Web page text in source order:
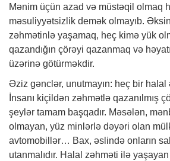
Mənim üçün azad və müstəqil olmaq
məsuliyyətsizlik demək olmayıb.
zəhmətinlə yaşamaq, heç kimə yük
qazandığın çörəyi qazanmaq və
üzərinə götürməkdir.
Əziz gənclər, unutmayın: heç bir halal
İnsanı kiçildən zəhmətlə qazanılmış
şeylər tamam başqadır. Məsələn,
olmayan, yüz minlərlə dəyəri olan
avtomobillər… Bax, əslində onların
utanmalıdır. Halal zəhməti ilə